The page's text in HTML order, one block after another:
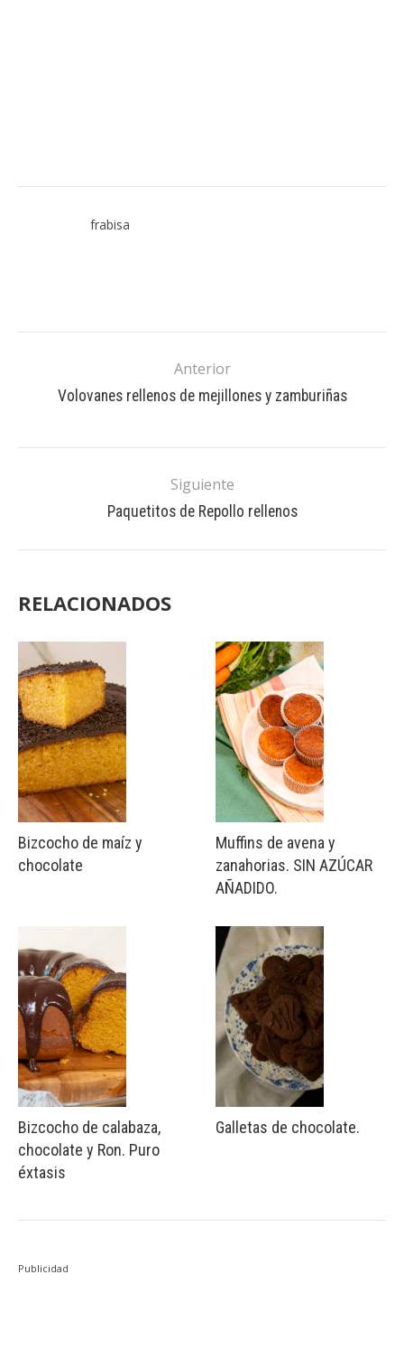
frabisa
Anterior
Volovanes rellenos de mejillones y zamburiñas
Siguiente
Paquetitos de Repollo rellenos
RELACIONADOS
Bizcocho de maíz y
chocolate
Bizcocho de calabaza,
chocolate y Ron. Puro
éxtasis
Muffins de avena y
zanahorias. SIN AZÚCAR
AÑADIDO.
Galletas de chocolate.
Publicidad